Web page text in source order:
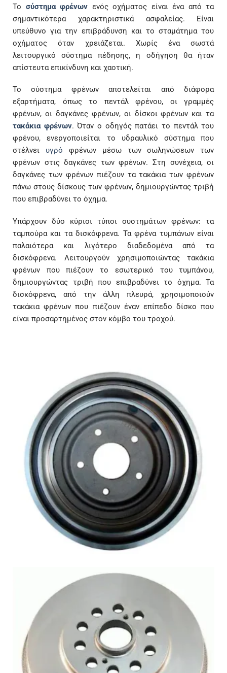
Το σύστημα φρένων ενός οχήματος είναι ένα από τα
σημαντικότερα χαρακτηριστικά ασφαλείας. Είναι
υπεύθυνο για την επιβράδυνση και το σταμάτημα του
οχήματος όταν χρειάζεται. Χωρίς ένα σωστά
λειτουργικό σύστημα πέδησης, η οδήγηση θα ήταν
απίστευτα επικίνδυνη και χαοτική.
Το σύστημα φρένων αποτελείται από διάφορα
εξαρτήματα, όπως το πεντάλ φρένου, οι γραμμές
φρένων, οι δαγκάνες φρένων, οι δίσκοι φρένων και τα
τακάκια φρένων. Όταν ο οδηγός πατάει το πεντάλ του
φρένου, ενεργοποιείται το υδραυλικό σύστημα που
στέλνει υγρό φρένων μέσω των σωληνώσεων των
φρένων στις δαγκάνες των φρένων. Στη συνέχεια, οι
δαγκάνες των φρένων πιέζουν τα τακάκια των φρένων
πάνω στους δίσκους των φρένων, δημιουργώντας τριβή
που επιβραδύνει το όχημα.
Υπάρχουν δύο κύριοι τύποι συστημάτων φρένων: τα
ταμπούρα και τα δισκόφρενα. Τα φρένα τυμπάνων είναι
παλαιότερα και λιγότερο διαδεδομένα από τα
δισκόφρενα. Λειτουργούν χρησιμοποιώντας τακάκια
φρένων που πιέζουν το εσωτερικό του τυμπάνου,
δημιουργώντας τριβή που επιβραδύνει το όχημα. Τα
δισκόφρενα, από την άλλη πλευρά, χρησιμοποιούν
τακάκια φρένων που πιέζουν έναν επίπεδο δίσκο που
είναι προσαρτημένος στον κόμβο του τροχού.